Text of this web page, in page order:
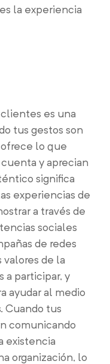
la experiencia
es una
tus gestos son
lo que
y aprecian
significa
experiencias de
a través de
sociales
de redes
de la
a participar, y
ayudar al medio
Cuando tus
comunicando
existencia
organización, lo